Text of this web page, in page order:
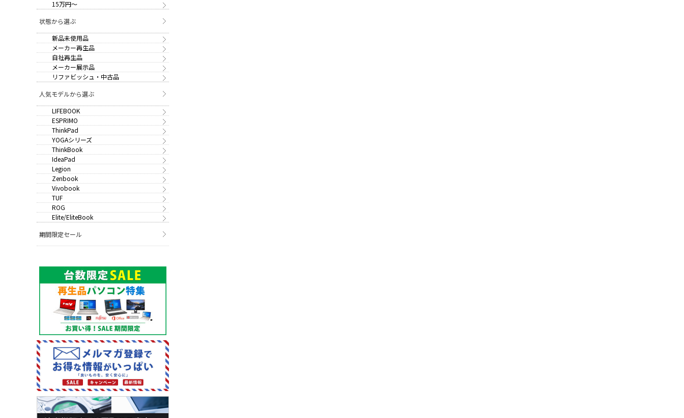
15万円～
状態から選ぶ
新品未使用品
メーカー再生品
自社再生品
メーカー展示品
リファビッシュ・中古品
人気モデルから選ぶ
LIFEBOOK
ESPRIMO
ThinkPad
YOGAシリーズ
ThinkBook
IdeaPad
Legion
Zenbook
Vivobook
TUF
ROG
Elite/EliteBook
期間限定セール